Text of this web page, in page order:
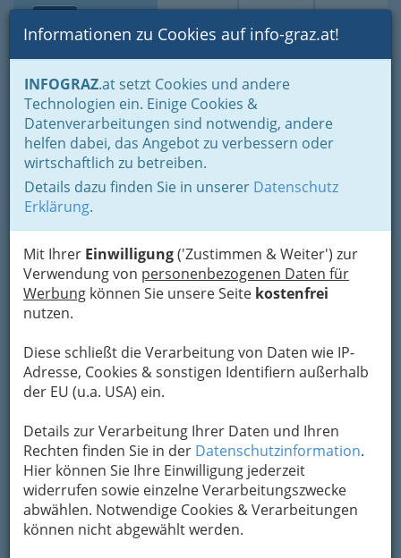
Suche Login Toggle
Informationen zu Cookies auf info-graz.at!
INFOGRAZ.at setzt Cookies und andere
Technologien ein. Einige Cookies &
Datenverarbeitungen sind notwendig, andere
helfen dabei, das Angebot zu verbessern oder
wirtschaftlich zu betreiben.
Details dazu finden Sie in unserer Datenschutz
Erklärung.
Mit Ihrer Einwilligung('Zustimmen & Weiter') zur
Verwendung von personenbezogenen Daten für
Werbung können Sie unsere Seite kostenfrei
nutzen.
Diese schließt die Verarbeitung von Daten wie IP-
Adresse, Cookies & sonstigen Identifiern außerhalb
der EU (u.a. USA) ein.
Details zur Verarbeitung Ihrer Daten und Ihren
Rechten finden Sie in der Datenschutzinformation.
Hier können Sie Ihre Einwilligung jederzeit
widerrufen sowie einzelne Verarbeitungszwecke
abwählen. Notwendige Cookies & Verarbeitungen
können nicht abgewählt werden.
Home Branchen
Einkaufen & Schenken - der Handel
Handel in Graz
Dinge des täglichen Lebens
Naturprodukte Graz und Umgebung
Blumenbinder & Floristen Graz und Umgebung
Blumen Borstnar KEG
Jakominiplatz, Stand 11, 8010 Graz
+43 316 821 655
Karte
Adresse mit Google Maps anschauen